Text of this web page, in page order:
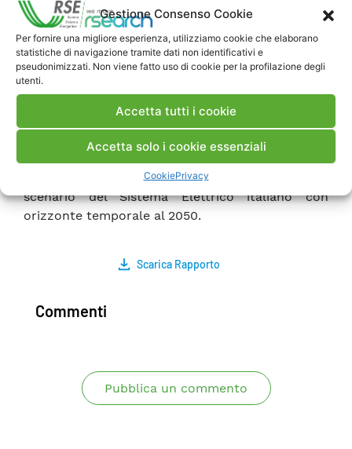
Gestione Consenso Cookie
Per fornire una migliore esperienza, utilizziamo cookie che elaborano
statistiche di navigazione tramite dati non identificativi e
pseudonimizzati. Non viene fatto uso di cookie per la profilazione degli
utenti.
Accetta tutti i cookie
Accetta solo i cookie essenziali
CookiePrivacy
formulazione matematica della nuova
funzionalità che è stata inclusa nel simulatore
sMTSIM, ovvero la possibilità di modellare unità
di consumo che utilizzino l’energia elettrica per
la produzione di un gasi di sintesi (idrogeno,
metano o altro) il quale potrà essere utilizzato
fabbisogno dato o essere stoccato per soddisfare
altresì proposto un caso test basato su uno
scenario del Sistema Elettrico italiano con
orizzonte temporale al 2050.
Scarica Rapporto
Commenti
Pubblica un commento